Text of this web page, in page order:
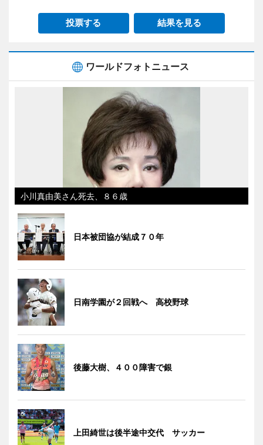
投票する 結果を見る
ワールドフォトニュース
小川真由美さん死去、８６歳
日本被団協が結成７０年
日南学園が２回戦へ 高校野球
後藤大樹、４００障害で銀
上田綺世は後半途中交代 サッカー